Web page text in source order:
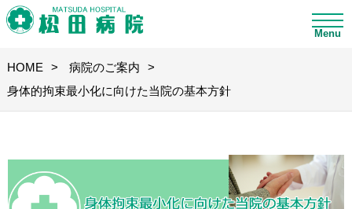
Menu
HOME
病院のご案内
身体的拘束最小化に向けた当院の基本方針